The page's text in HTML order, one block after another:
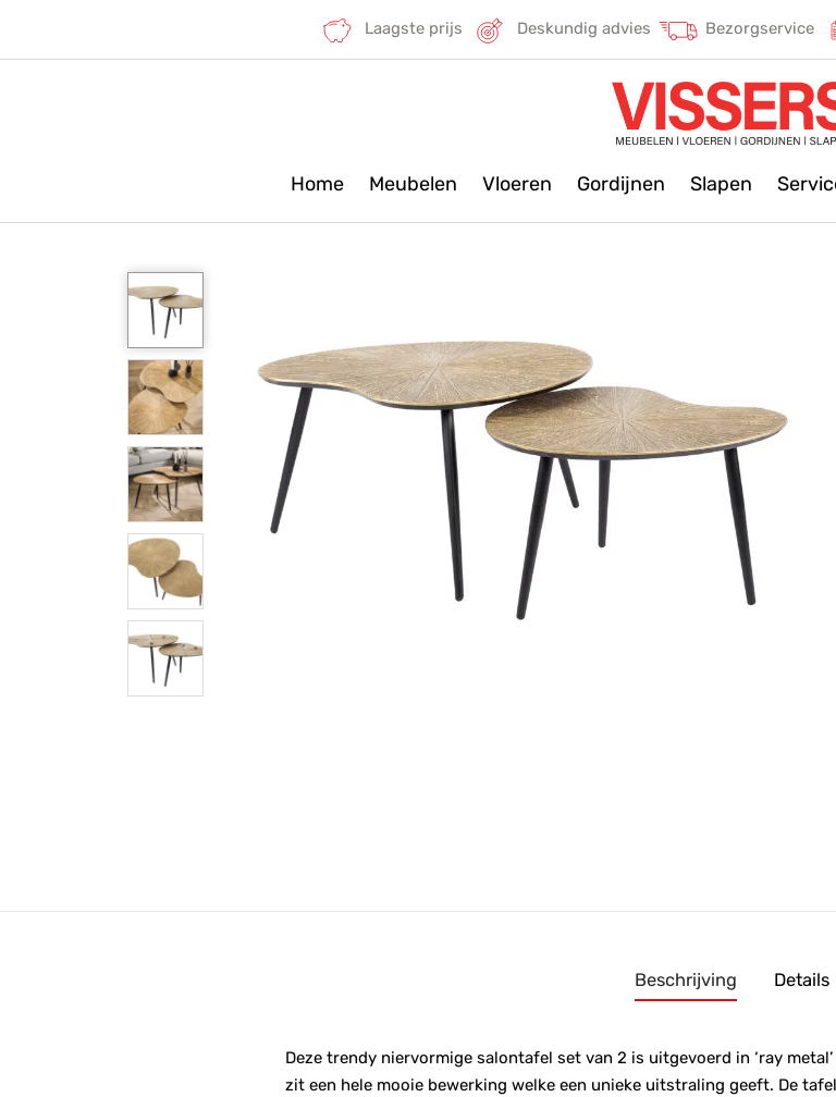
Laagste prijs Deskundig advies Bezorgservice
Home Meubelen Vloeren Gordijnen Slapen
Beschrijving Details
Deze trendy niervormige salontafel set van 2 is uitgevoerd in ‘ray
zit een hele mooie bewerking welke een unieke uitstraling geeft. De